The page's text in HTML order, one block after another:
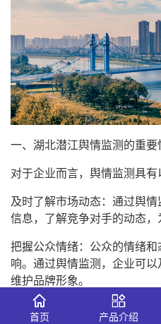
一、湖北潜江舆情监测的重要
对于企业而言，舆情监测具有
及时了解市场动态：通过舆
信息，了解竞争对手的动态，
把握公众情绪：公众的情绪
响。通过舆情监测，企业可以
维护品牌形象。
优化营销策略：通过对舆情
首页 产品介绍